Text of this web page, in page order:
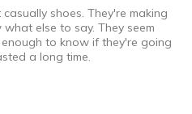
shoes. They're making
else to say. They seem
to know if they're going
a long time.